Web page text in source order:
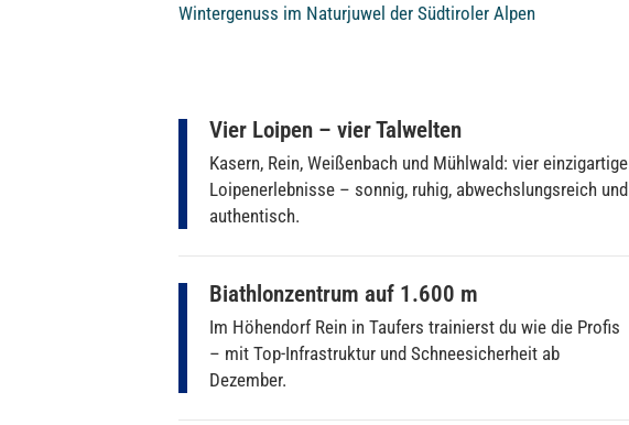
Wintergenuss im Naturjuwel der Südtiroler Alpen
Vier Loipen – vier Talwelten
Kasern, Rein, Weißenbach und Mühlwald: vier einzigartige
Loipenerlebnisse – sonnig, ruhig, abwechslungsreich und
authentisch.
Biathlonzentrum auf 1.600 m
Im Höhendorf Rein in Taufers trainierst du wie die Profis
– mit Top-Infrastruktur und Schneesicherheit ab
Dezember.